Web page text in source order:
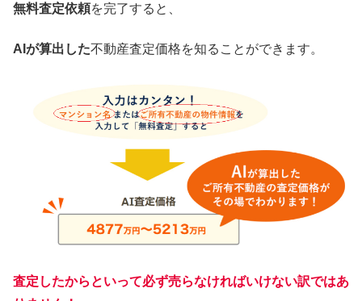
無料査定依頼を完了すると、
AIが算出した不動産査定価格を知ることができます。
査定したからといって必ず売らなければいけない訳ではあ